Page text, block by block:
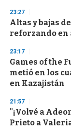
d
s
23:27
Altas y bajas
reforzando en
23:17
Games of the
metió en los
en Kazajistán
21:57
"¡Volvé a
Prieto a